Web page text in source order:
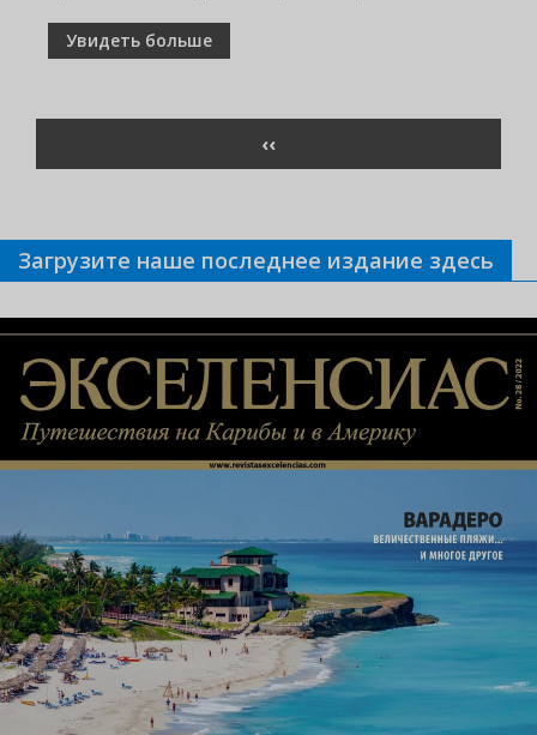
Увидеть больше
ПРЕДЫДУЩАЯ
СТРАНИЦА
‹‹
Загрузите наше последнее издание здесь